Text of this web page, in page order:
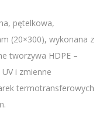
pętelkowa,
(20×300), wykonana z
tworzywa HDPE –
i zmienne
termotransferowych